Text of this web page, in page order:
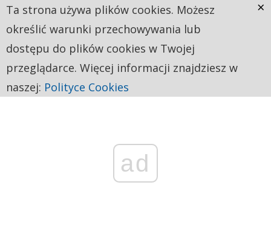
ad
Ta strona używa plików cookies. Możesz
określić warunki przechowywania lub
dostępu do plików cookies w Twojej
przeglądarce. Więcej informacji znajdziesz w
naszej: Polityce Cookies
×